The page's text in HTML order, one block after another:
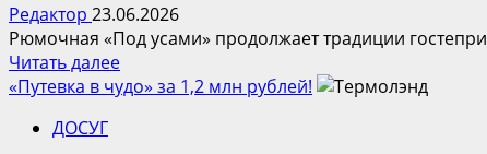
новое
специальное
меню
от
Редактор 23.06.2026
Рюмочная «Под усами» продолжает традиции
Читать далееПрочитать
больше
«Путевка в чудо» за 1,2 млн рублей!
ДОСУГ